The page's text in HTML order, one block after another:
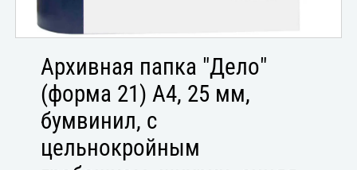
Архивная папка "Дело"
(форма 21) А4, 25 мм,
бумвинил, с
цельнокройным